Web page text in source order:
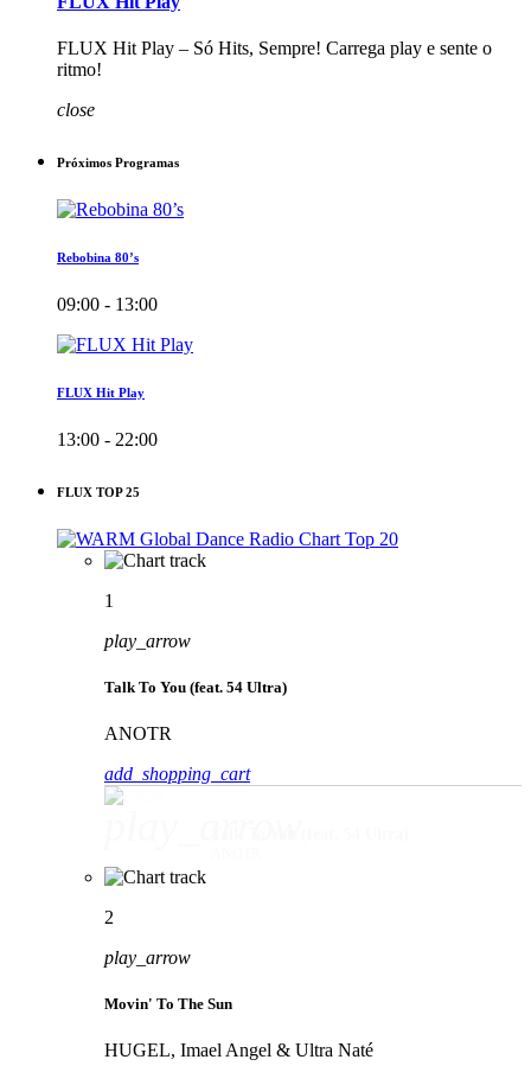
FLUX Hit Play – Só Hits, Sempre! Carrega play e sente o
ritmo!
close
Próximos Programas
Rebobina 80’s
09:00 - 13:00
FLUX Hit Play
13:00 - 22:00
FLUX TOP 25
1
play_arrow
Talk To You (feat. 54 Ultra)
ANOTR
add_shopping_cart
2
play_arrow
Movin' To The Sun
HUGEL, Imael Angel & Ultra Naté